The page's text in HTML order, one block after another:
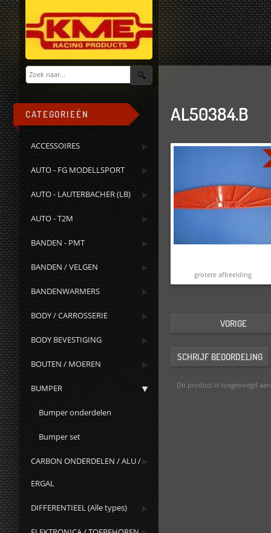
CATEGORIEËN
ACCESSOIRES
AUTO - FG MODELLSPORT
AUTO - LAUTERBACHER (LB)
AUTO - T2M
BANDEN - PMT
BANDEN / VELGEN
BANDENWARMERS
BODY / CARROSSERIE
BODY BEVESTIGING
BOUTEN / MOEREN
BUMPER
Bumper onderdelen
Bumper set
CARBON ONDERDELEN / ALU /
ERGAL
DIFFERENTIEEL (Alle types)
AL50384.B
grotere afbeelding
VORIGE
SCHRIJF BEOORDELING
Dit product is toegevoegd